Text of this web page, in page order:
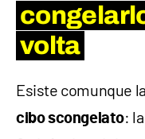
volta
Esiste comunque
cibo scongelato: